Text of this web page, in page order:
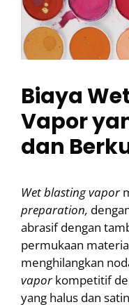
Biaya
Vapor
dan
Wet blasting vapor
preparation,
abrasif dengan
permukaan
menghilangkan
vaporkompetitif
yang halus dan